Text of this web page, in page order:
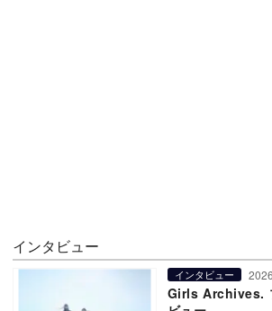
インタビュー
インタビュー
Girls Archives.